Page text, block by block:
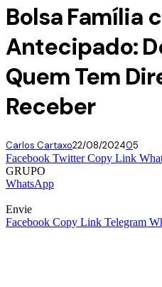
Bolsa Família
Antecipado:
Quem Tem
Receber
Carlos Cartaxo22/08/202405
Facebook Twitter Copy Link
GRUPO
WhatsApp
Envie
Facebook Copy Link Telegram